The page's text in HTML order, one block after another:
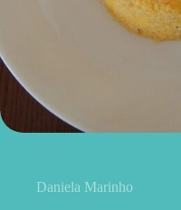
Daniela Marinho